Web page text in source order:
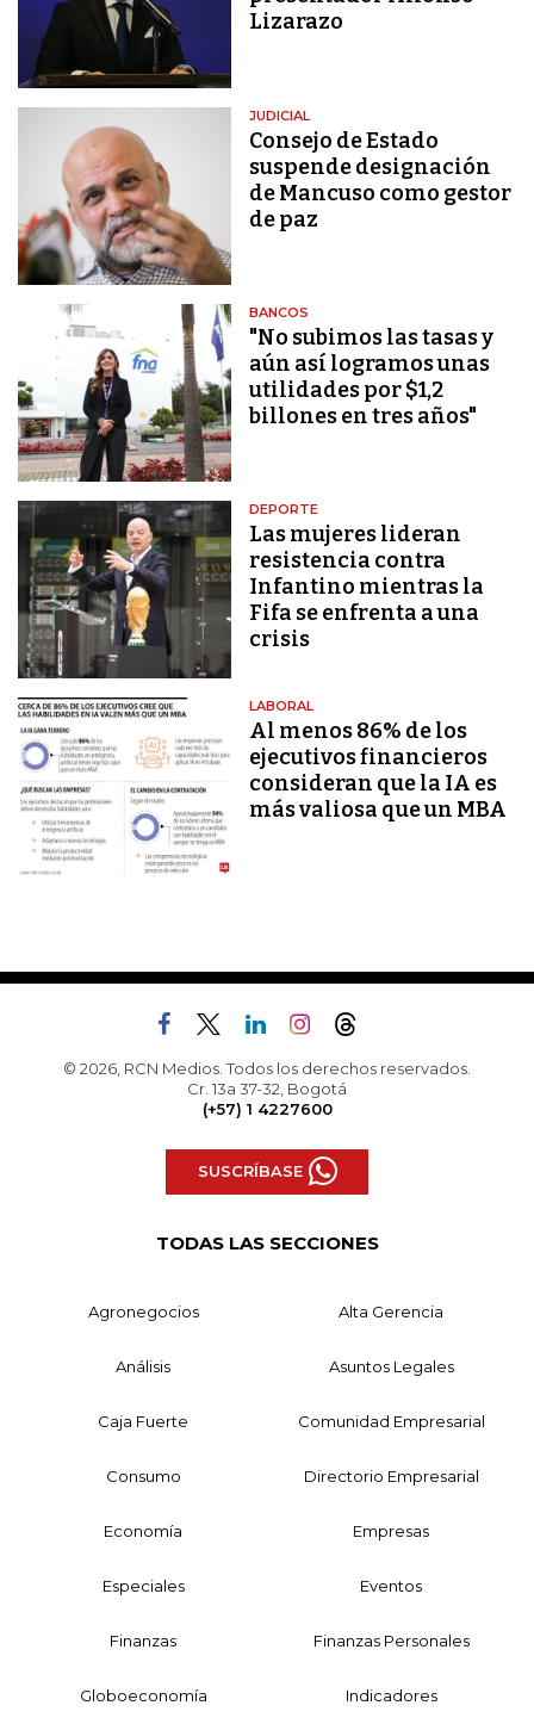
Lizarazo
JUDICIAL
Consejo de Estado
suspende designación
de Mancuso como gestor
de paz
BANCOS
"No subimos las tasas y
aún así logramos unas
utilidades por $1,2
billones en tres años"
DEPORTE
Las mujeres lideran
resistencia contra
Infantino mientras la
Fifa se enfrenta a una
crisis
LABORAL
Al menos 86% de los
ejecutivos financieros
consideran que la IA es
más valiosa que un MBA
© 2026, RCN Medios. Todos los derechos reservados.
Cr. 13a 37-32, Bogotá
(+57) 1 4227600
SUSCRÍBASE
TODAS LAS SECCIONES
Agronegocios Alta Gerencia
Análisis Asuntos Legales
Caja Fuerte Comunidad Empresarial
Consumo Directorio Empresarial
Economía Empresas
Especiales Eventos
Finanzas Finanzas Personales
Globoeconomía Indicadores